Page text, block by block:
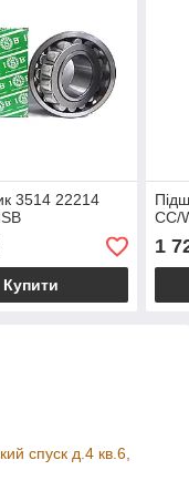
3514 22214
Купити
CC/
1
спуск д.4 кв.6,